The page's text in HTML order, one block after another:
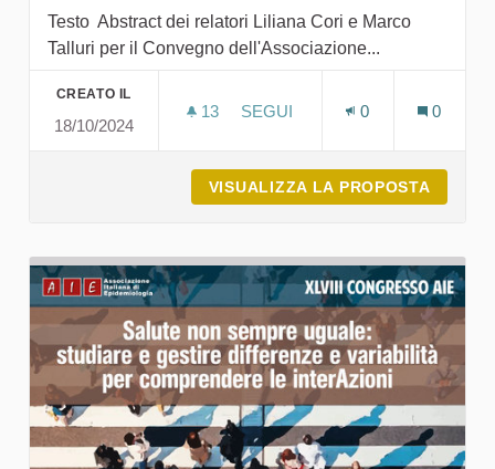
Testo Abstract dei relatori Liliana Cori e Marco
Talluri per il Convegno dell'Associazione...
CREATO IL
18/10/2024
13 13 SOSTENITORI
SEGUI
0 0
VISUALIZZA LA PROPOSTA